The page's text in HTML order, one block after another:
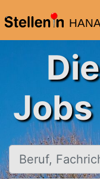
Jobs
Beruf, Fachrichtung,